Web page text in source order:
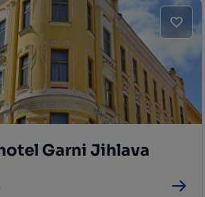
Garni Jihlava